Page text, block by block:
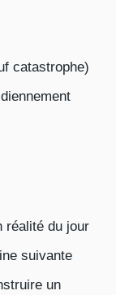
catastrophe)
réalité du jour
suivante
un